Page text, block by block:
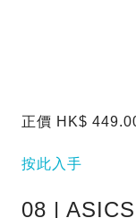
正價 HK$
按此入手
08 |